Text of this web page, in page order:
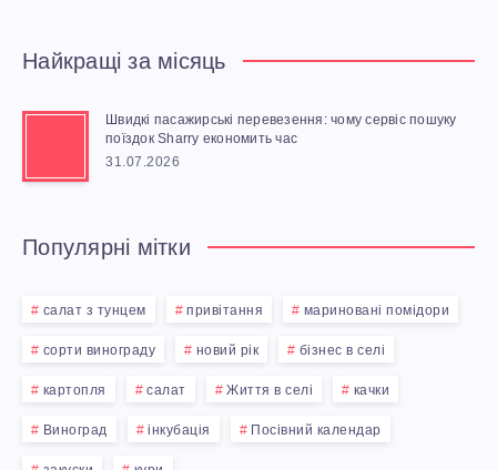
Найкращі за місяць
Швидкі пасажирські перевезення: чому сервіс пошуку
поїздок Sharry економить час
31.07.2026
Популярні мітки
салат з тунцем привітання мариновані помідори
сорти винограду новий рік бізнес в селі
картопля салат Життя в селі качки
Виноград інкубація Посівний календар